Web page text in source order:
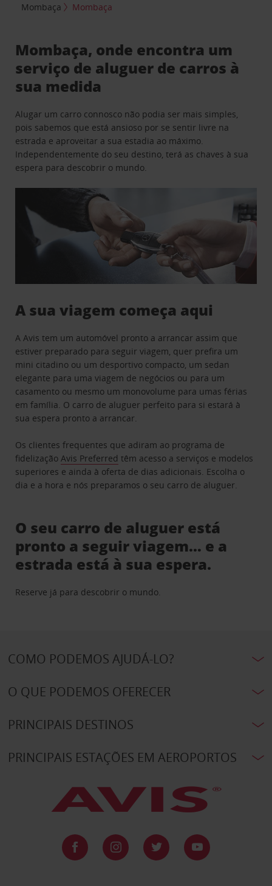
Mombaça
Mombaça
Mombaça, onde encontra um
serviço de aluguer de carros à
sua medida
Alugar um carro connosco não podia ser mais simples,
pois sabemos que está ansioso por se sentir livre na
estrada e aproveitar a sua estadia ao máximo.
Independentemente do seu destino, terá as chaves à sua
espera para descobrir o mundo.
A sua viagem começa aqui
A Avis tem um automóvel pronto a arrancar assim que
estiver preparado para seguir viagem, quer prefira um
mini citadino ou um desportivo compacto, um sedan
elegante para uma viagem de negócios ou para um
casamento ou mesmo um monovolume para umas férias
em família. O carro de aluguer perfeito para si estará à
sua espera pronto a arrancar.
Os clientes frequentes que adiram ao programa de
fidelizaçãoAvis Preferred têm acesso a serviços e modelos
superiores e ainda à oferta de dias adicionais. Escolha o
dia e a hora e nós preparamos o seu carro de aluguer.
O seu carro de aluguer está
pronto a seguir viagem… e a
estrada está à sua espera.
Reserve já para descobrir o mundo.
COMO PODEMOS AJUDÁ-LO?
O QUE PODEMOS OFERECER
PRINCIPAIS DESTINOS
PRINCIPAIS ESTAÇÕES EM AEROPORTOS